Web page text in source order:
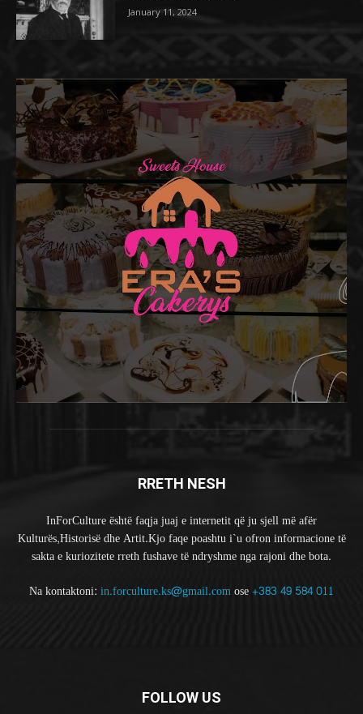
January 11, 2024
RRETH NESH
InForCulture është faqja juaj e internetit që ju sjell më afër
Kulturës,Historisë dhe Artit.Kjo faqe poashtu i`u ofron informacione të
sakta e kuriozitete rreth fushave të ndryshme nga rajoni dhe bota.
Na kontaktoni: in.forculture.ks@gmail.comose+383 49 584 011
FOLLOW US